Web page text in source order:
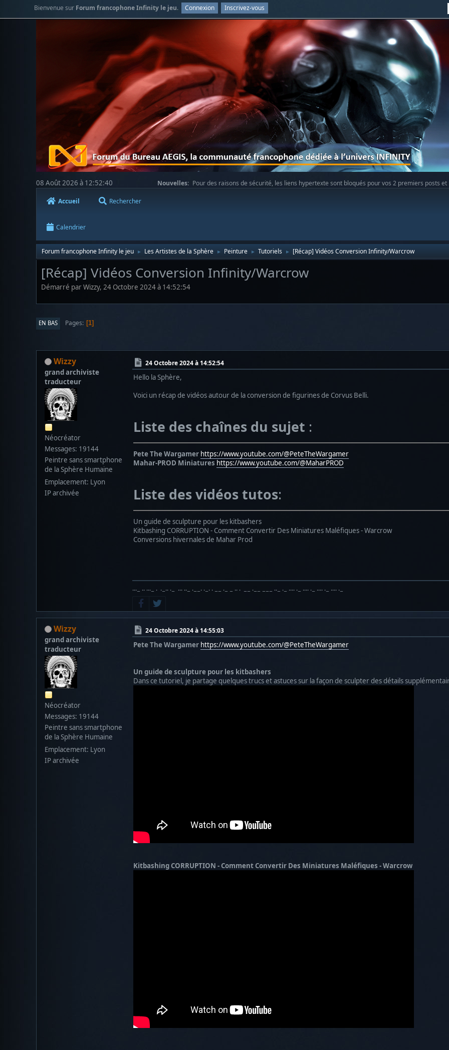
Bienvenue sur Forum francophone Infinity le jeu. Connexion Inscrivez-vous
08 Août 2026 à 12:52:40 Nouvelles: Pour des raisons de sécurité, les liens hypertexte sont bloqués pour vos 2 premiers posts
Accueil
Rechercher
Calendrier
Forum francophone Infinity le jeu ► Les Artistes de la Sphère ► Peinture ► Tutoriels ► [Récap] Vidéos Conversion Infinity/Warcrow
[Récap] Vidéos Conversion Infinity/Warcrow
Démarré par Wizzy, 24 Octobre 2024 à 14:52:54
EN BAS Pages 1
Wizzy
grand archiviste
traducteur
Néocréator
Messages: 19144
Peintre sans smartphone
de la Sphère Humaine
Emplacement: Lyon
IP archivée
24 Octobre 2024 à 14:52:54
Hello la Sphère,
Voici un récap de vidéos autour de la conversion de figurines de Corvus Belli.
Liste des chaînes du sujet :
Pete The Wargamer https://www.youtube.com/@PeteTheWargamer
Mahar-PROD Miniatures https://www.youtube.com/@MaharPROD
Liste des vidéos tutos:
Un guide de sculpture pour les kitbashers
Kitbashing CORRUPTION - Comment Convertir Des Miniatures Maléfiques - Warcrow
Conversions hivernales de Mahar Prod
···− ·· ···− · ·−·· ·− ··· ··− ·−−· ·−· · −− ·− − ·· · −− ·−− −−− ··− ·− ···· ·− ···· ·− ···· ·− ···· ·−
Wizzy
grand archiviste
traducteur
Néocréator
Messages: 19144
Peintre sans smartphone
de la Sphère Humaine
Emplacement: Lyon
IP archivée
24 Octobre 2024 à 14:55:03
Pete The Wargamer https://www.youtube.com/@PeteTheWargamer
Un guide de sculpture pour les kitbashers
Dans ce tutoriel, je partage quelques trucs et astuces sur la façon de sculpter des détails
Kitbashing CORRUPTION - Comment Convertir Des Miniatures Maléfiques - Warcrow